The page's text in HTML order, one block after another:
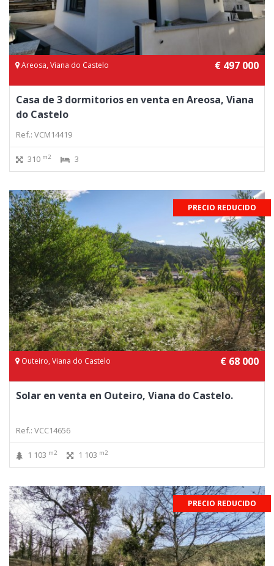
Areosa, Viana do Castelo € 497 000
Casa de 3 dormitorios en venta en Areosa, Viana
do Castelo
Ref.: VCM14419
310 m2 3
PRECIO REDUCIDO
Outeiro, Viana do Castelo € 68 000
Solar en venta en Outeiro, Viana do Castelo.
Ref.: VCC14656
1 103 m2 1 103 m2
PRECIO REDUCIDO